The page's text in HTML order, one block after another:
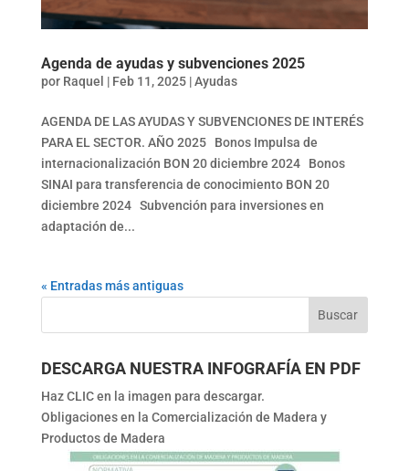
Agenda de ayudas y subvenciones 2025
por Raquel | Feb 11, 2025|Ayudas
AGENDA DE LAS AYUDAS Y SUBVENCIONES DE INTERÉS
PARA EL SECTOR. AÑO 2025 Bonos Impulsa de
internacionalización BON 20 diciembre 2024 Bonos
SINAI para transferencia de conocimiento BON 20
diciembre 2024 Subvención para inversiones en
adaptación de...
« Entradas más antiguas
DESCARGA NUESTRA INFOGRAFÍA EN PDF
Haz CLIC en la imagen para descargar.
Obligaciones en la Comercialización de Madera y
Productos de Madera